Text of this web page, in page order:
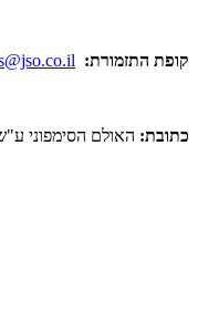
tickets@jso.co.il
הסימפוני ע"ש הנרי קראון רח'